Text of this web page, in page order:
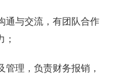
与交流，有团队合作
理，负责财务报销，